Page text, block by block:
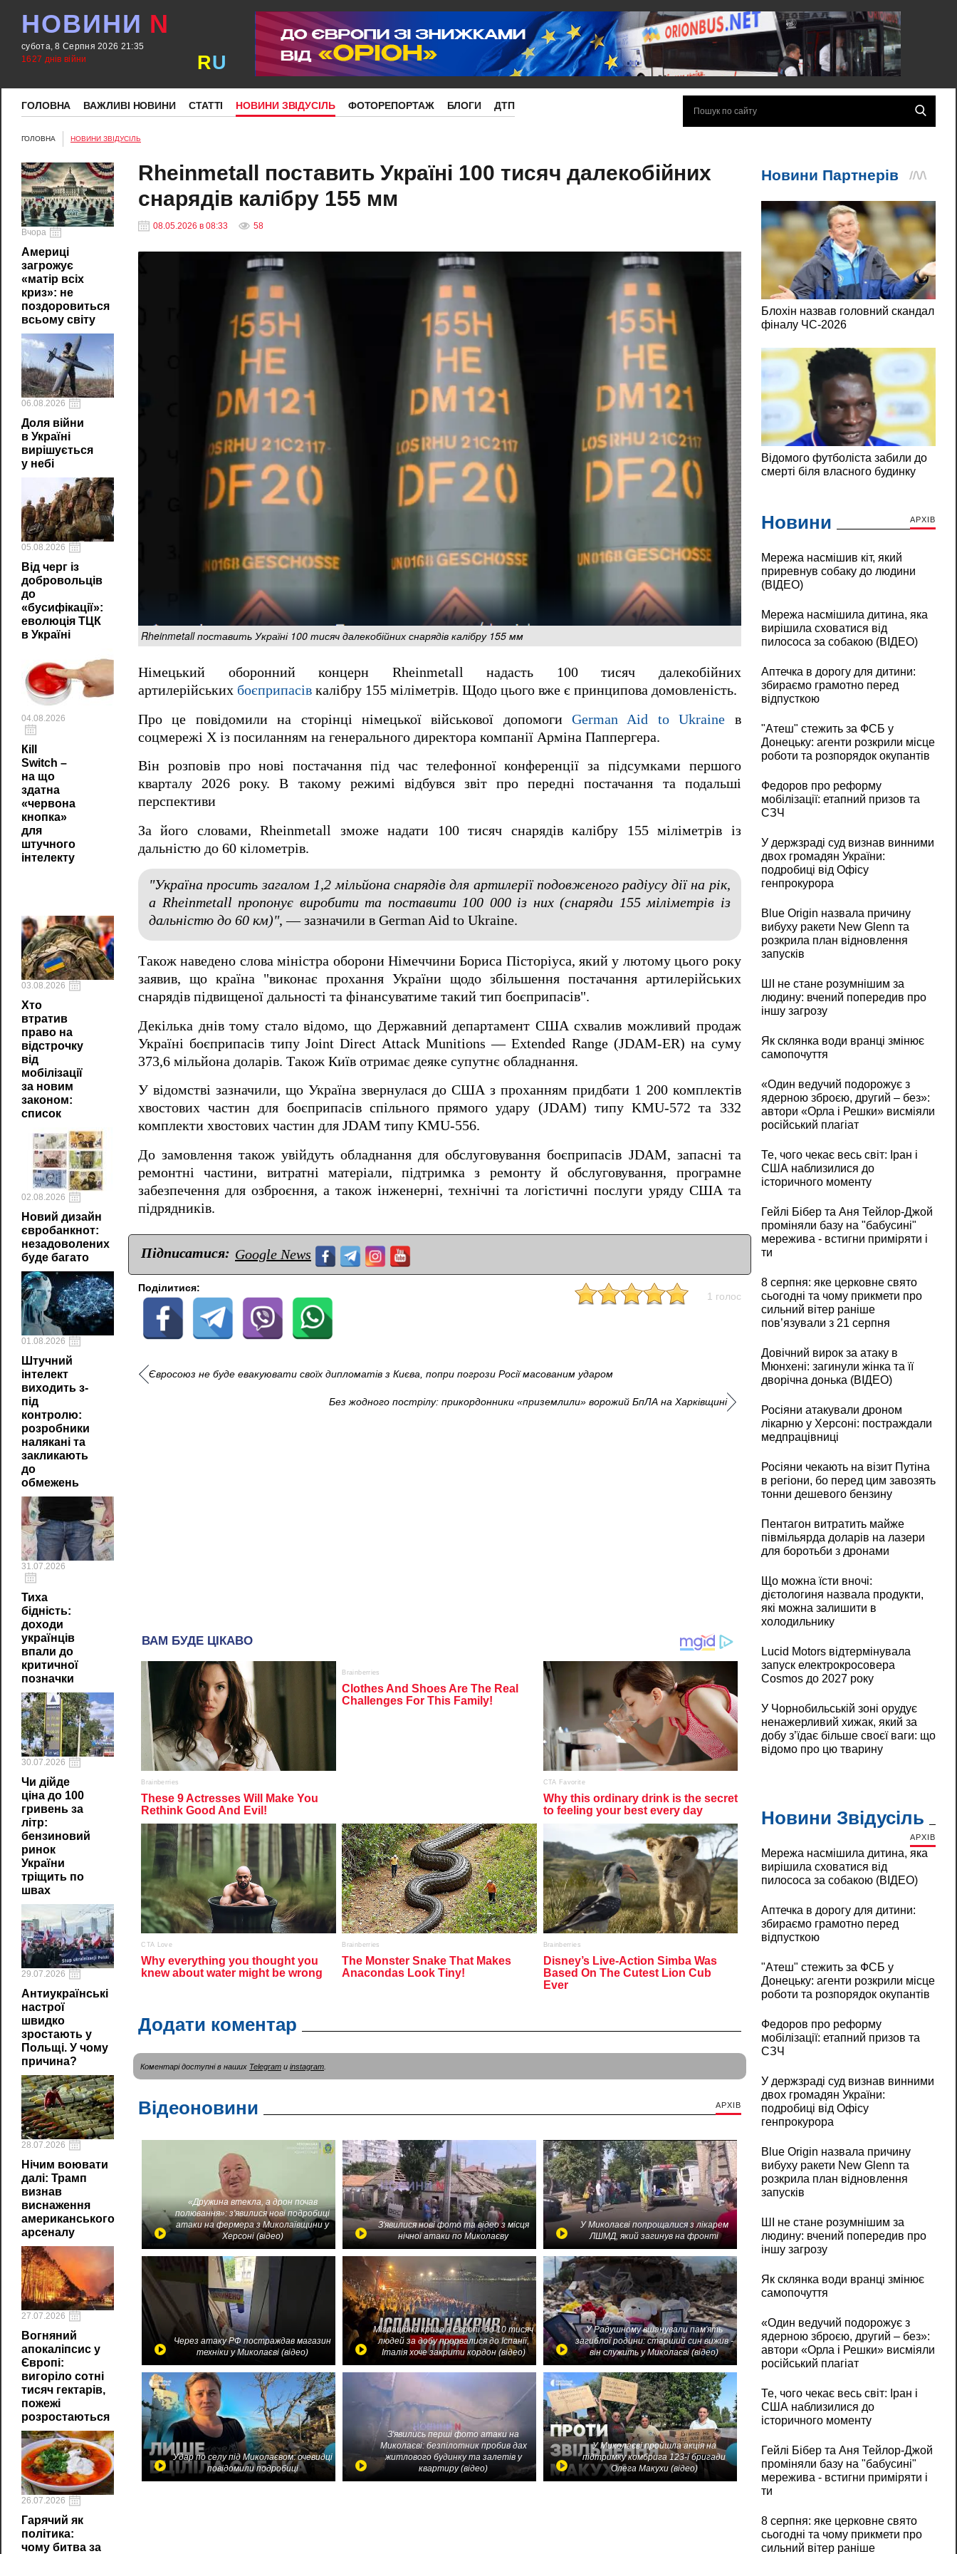
НОВИНИ N
субота, 8 Серпня 2026 21:35
1627 днів війни
RU
ГОЛОВНА ВАЖЛИВІ НОВИНИ СТАТТІ НОВИНИ ЗВІДУСІЛЬ ФОТОРЕПОРТАЖ БЛОГИ ДТП
ГОЛОВНА НОВИНИ ЗВІДУСІЛЬ
Вчора
Америці
загрожує
«матір всіх
криз»: не
поздоровиться
всьому світу
06.08.2026
Доля війни
в Україні
вирішується
у небі
05.08.2026
Від черг із
добровольців
до
«бусифікації»:
еволюція ТЦК
в Україні
04.08.2026
Кill
Switch –
на що
здатна
«червона
кнопка»
для
штучного
інтелекту
03.08.2026
Хто
втратив
право на
відстрочку
від
мобілізації
за новим
законом:
список
02.08.2026
Новий дизайн
євробанкнот:
незадоволених
буде багато
01.08.2026
Штучний
інтелект
виходить з-
під
контролю:
розробники
налякані та
закликають
до
обмежень
31.07.2026
Тиха
бідність:
доходи
українців
впали до
критичної
позначки
30.07.2026
Чи дійде
ціна до 100
гривень за
літр:
бензиновий
ринок
України
тріщить по
швах
29.07.2026
Антиукраїнські
настрої
швидко
зростають у
Польщі. У чому
причина?
28.07.2026
Нічим воювати
далі: Трамп
визнав
виснаження
американського
арсеналу
27.07.2026
Вогняний
апокаліпсис у
Європі:
вигоріло сотні
тисяч гектарів,
пожежі
розростаються
26.07.2026
Гарячий як
політика:
чому битва за
Rheinmetall поставить Україні 100 тисяч далекобійних
снарядів калібру 155 мм
08.05.2026 в 08:33 58
Rheinmetall поставить Україні 100 тисяч далекобійних снарядів калібру 155 мм
Німецький оборонний концерн Rheinmetall надасть 100 тисяч далекобійних
артилерійських боєприпасів калібру 155 міліметрів. Щодо цього вже є принципова домовленість.
Про це повідомили на сторінці німецької військової допомогиGerman Aid to Ukraine в
соцмережі X із посиланням на генерального директора компанії Арміна Паппергера.
Він розповів про нові постачання під час телефонної конференції за підсумками першого
кварталу 2026 року. В такому режимі відбувся звіт про передні постачання та подальші
перспективи
За його словами, Rheinmetall зможе надати 100 тисяч снарядів калібру 155 міліметрів із
дальністю до 60 кілометрів.
"Україна просить загалом 1,2 мільйона снарядів для артилерії подовженого радіусу дії на рік,
а Rheinmetall пропонує виробити та поставити 100 000 із них (снаряди 155 міліметрів із
дальністю до 60 км)", — зазначили в German Aid to Ukraine.
Також наведено слова міністра оборони Німеччини Бориса Пісторіуса, який у лютому цього року
заявив, що країна "виконає прохання України щодо збільшення постачання артилерійських
снарядів підвищеної дальності та фінансуватиме такий тип боєприпасів".
Декілька днів тому стало відомо, що Державний департамент США схвалив можливий продаж
Україні боєприпасів типу Joint Direct Attack Munitions — Extended Range (JDAM-ER) на суму
373,6 мільйона доларів. Також Київ отримає деяке супутнє обладнання.
У відомстві зазначили, що Україна звернулася до США з проханням придбати 1 200 комплектів
хвостових частин для боєприпасів спільного прямого удару (JDAM) типу KMU-572 та 332
комплекти хвостових частин для JDAM типу KMU-556.
До замовлення також увійдуть обладнання для обслуговування боєприпасів JDAM, запасні та
ремонтні частини, витратні матеріали, підтримка з ремонту й обслуговування, програмне
забезпечення для озброєння, а також інженерні, технічні та логістичні послуги уряду США та
підрядників.
Підписатися: Google News
Поділитися:
1 голос
Євросоюз не буде евакуювати своїх дипломатів з Києва, попри погрози Росії масованим ударом
Без жодного пострілу: прикордонники «приземлили» ворожий БпЛА на Харківщині
Додати коментар
Коментарі доступні в наших Telegram и instagram
Відеоновини АРХІВ
«Дружина втекла, а дрон почав
полювання»: з'явилися нові подробиці
атаки на фермера з Миколаївщини у
Херсоні (відео)
З'явилися нові фото та відео з місця
нічної атаки по Миколаєву
У Миколаєві попрощалися з лікарем
ЛШМД, який загинув на фронті
Через атаку РФ постраждав магазин
техніки у Миколаєві (відео)
Міграційна криза в Європі: до 10 тисяч
людей за добу прорвалися до Іспанії,
Італія хоче закрити кордон (відео)
У Радушному вшанували пам'ять
загиблої родини: старший син вижив -
він служить у Миколаєві (відео)
Удар по селу під Миколаєвом: очевидці
повідомили подробиці
З'явились перші фото атаки на
Миколаєві: безпілотник пробив дах
житлового будинку та залетів у
квартиру (відео)
У Миколаєві пройшла акція на
підтримку комбрига 123-ї бригади
Олега Макухи (відео)
Новини АРХІВ
Мережа насмішив кіт, який
приревнув собаку до людини
(ВІДЕО)
Мережа насмішила дитина, яка
вирішила сховатися від
пилососа за собакою (ВІДЕО)
Аптечка в дорогу для дитини:
збираємо грамотно перед
відпусткою
"Атеш" стежить за ФСБ у
Донецьку: агенти розкрили місце
роботи та розпорядок окупантів
Федоров про реформу
мобілізації: етапний призов та
СЗЧ
У держзраді суд визнав винними
двох громадян України:
подробиці від Офісу
генпрокурора
Blue Origin назвала причину
вибуху ракети New Glenn та
розкрила план відновлення
запусків
ШІ не стане розумнішим за
людину: вчений попередив про
іншу загрозу
Як склянка води вранці змінює
самопочуття
«Один ведучий подорожує з
ядерною зброєю, другий – без»:
автори «Орла і Решки» висміяли
російський плагіат
Те, чого чекає весь світ: Іран і
США наблизилися до
історичного моменту
Гейлі Бібер та Аня Тейлор-Джой
проміняли базу на "бабусині"
мережива - встигни приміряти і
ти
8 серпня: яке церковне свято
сьогодні та чому прикмети про
сильний вітер раніше
пов’язували з 21 серпня
Довічний вирок за атаку в
Мюнхені: загинули жінка та її
дворічна донька (ВІДЕО)
Росіяни атакували дроном
лікарню у Херсоні: постраждали
медпрацівниці
Росіяни чекають на візит Путіна
в регіони, бо перед цим завозять
тонни дешевого бензину
Пентагон витратить майже
півмільярда доларів на лазери
для боротьби з дронами
Що можна їсти вночі:
дієтологиня назвала продукти,
які можна залишити в
холодильнику
Lucid Motors відтермінувала
запуск електрокросовера
Cosmos до 2027 року
У Чорнобильській зоні орудує
ненажерливий хижак, який за
добу з’їдає більше своєї ваги: що
відомо про цю тварину
Новини Звідусіль
АРХІВ
Мережа насмішила дитина, яка
вирішила сховатися від
пилососа за собакою (ВІДЕО)
Аптечка в дорогу для дитини:
збираємо грамотно перед
відпусткою
"Атеш" стежить за ФСБ у
Донецьку: агенти розкрили місце
роботи та розпорядок окупантів
Федоров про реформу
мобілізації: етапний призов та
СЗЧ
У держзраді суд визнав винними
двох громадян України:
подробиці від Офісу
генпрокурора
Blue Origin назвала причину
вибуху ракети New Glenn та
розкрила план відновлення
запусків
ШІ не стане розумнішим за
людину: вчений попередив про
іншу загрозу
Як склянка води вранці змінює
самопочуття
«Один ведучий подорожує з
ядерною зброєю, другий – без»:
автори «Орла і Решки» висміяли
російський плагіат
Те, чого чекає весь світ: Іран і
США наблизилися до
історичного моменту
Гейлі Бібер та Аня Тейлор-Джой
проміняли базу на "бабусині"
мережива - встигни приміряти і
ти
8 серпня: яке церковне свято
сьогодні та чому прикмети про
сильний вітер раніше